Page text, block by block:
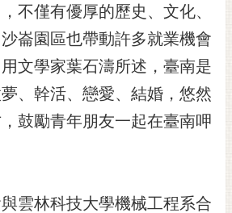
不僅有優厚的歷史、文化、
崙園區也帶動許多就業機會
文學家葉石濤所述，臺南是
、幹活、戀愛、結婚，悠然
鼓勵青年朋友一起在臺南呷
雲林科技大學機械工程系合